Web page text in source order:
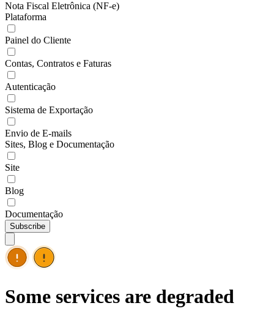
Nota Fiscal Eletrônica (NF-e)
Plataforma
Painel do Cliente
Contas, Contratos e Faturas
Autenticação
Sistema de Exportação
Envio de E-mails
Sites, Blog e Documentação
Site
Blog
Documentação
Subscribe
Some services are degraded